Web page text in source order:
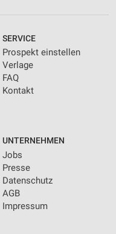
SERVICE
Prospekt einstellen
Verlage
FAQ
Kontakt
UNTERNEHMEN
Jobs
Presse
Datenschutz
AGB
Impressum